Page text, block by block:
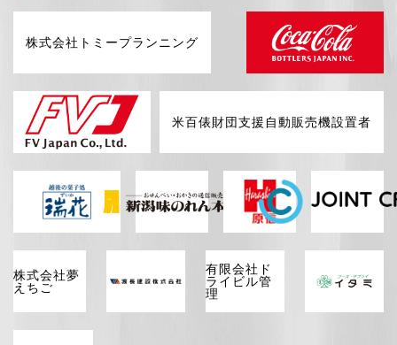
株式会社トミープランニング
米百俵財団支援自動販売機設置者
株式会社夢
えちご
有限会社ド
ライビル管
理